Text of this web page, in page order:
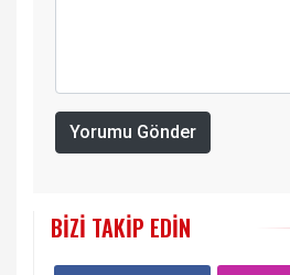
Yorumu Gönder
BIZI TAKIP EDIN